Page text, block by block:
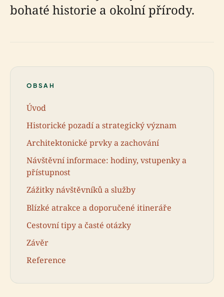
bohaté historie a okolní přírody.
OBSAH
Úvod
Historické pozadí a strategický význam
Architektonické prvky a zachování
Návštěvní informace: hodiny, vstupenky a
přístupnost
Zážitky návštěvníků a služby
Blízké atrakce a doporučené itineráře
Cestovní tipy a časté otázky
Závěr
Reference